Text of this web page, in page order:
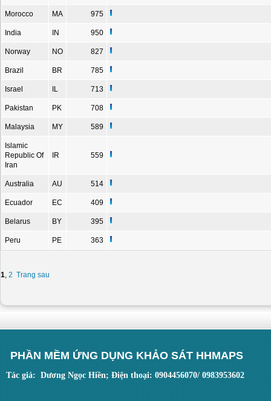
Morocco MA 975
India IN 950
Norway NO 827
Brazil BR 785
Israel IL 713
Pakistan PK 708
Malaysia MY 589
Islamic
Republic Of
Iran
IR 559
Australia AU 514
Ecuador EC 409
Belarus BY 395
Peru PE 363
1, 2 Trang sau
PHẦN MỀM ỨNG DỤNG KHẢO SÁT HHMAPS
Tác giả: Dương Ngọc Hiền; Điện thoại: 0904456070/ 0983953602